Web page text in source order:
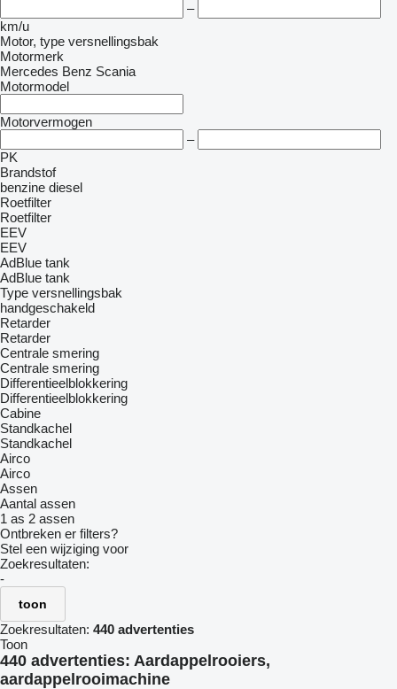
–
km/u
Motor, type versnellingsbak
Motormerk
Mercedes Benz Scania
Motormodel
Motorvermogen
–
PK
Brandstof
benzine diesel
Roetfilter
Roetfilter
EEV
EEV
AdBlue tank
AdBlue tank
Type versnellingsbak
handgeschakeld
Retarder
Retarder
Centrale smering
Centrale smering
Differentieelblokkering
Differentieelblokkering
Cabine
Standkachel
Standkachel
Airco
Airco
Assen
Aantal assen
1 as 2 assen
Ontbreken er filters?
Stel een wijziging voor
Zoekresultaten:
-
toon
Zoekresultaten: 440 advertenties
Toon
440 advertenties: Aardappelrooiers,
aardappelrooimachine